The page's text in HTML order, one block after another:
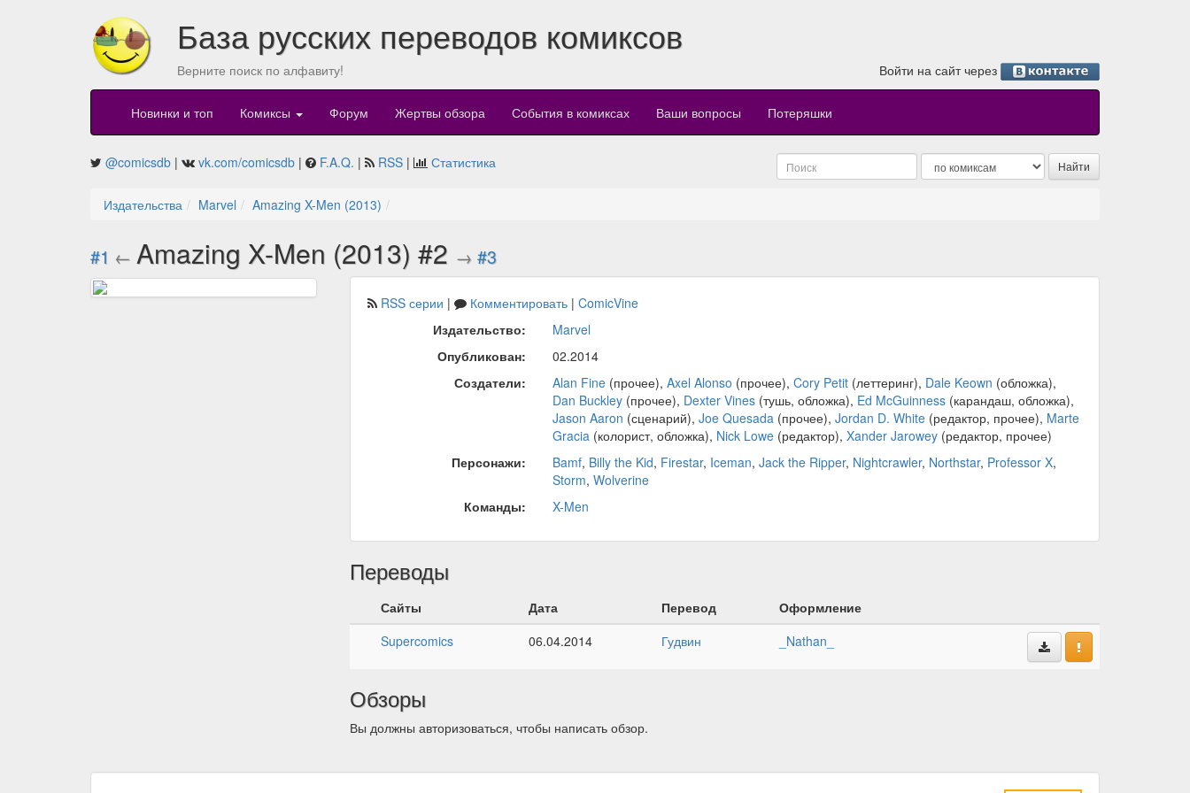
База русских переводов комиксов
Верните поиск по алфавиту! Войти на сайт через
Новинки и топ Комиксы Форум Жертвы обзора События в комиксах Ваши вопросы Потеряшки
@comicsdb | vk.com/comicsdb | F.A.Q. | RSS | Статистика
Издательства Marvel Amazing X-Men (2013)
#1 ← Amazing X-Men (2013) #2 → #3
RSS серии | Комментировать| ComicVine
Издательство:
Marvel
Опубликован:
02.2014
Создатели:
Alan Fine(прочее), Axel Alonso (прочее), Cory Petit(леттеринг), Dale Keown (обложка),
Dan Buckley(прочее), Dexter Vines(тушь, обложка), Ed McGuinness(карандаш, обложка),
Jason Aaron (сценарий), Joe Quesada(прочее), Jordan D. White(редактор, прочее), Marte
Gracia(колорист, обложка), Nick Lowe(редактор), Xander Jarowey(редактор, прочее)
Персонажи:
Bamf, Billy the Kid, Firestar, Iceman, Jack the Ripper, Nightcrawler, Northstar, Professor X,
Storm, Wolverine
Команды:
X-Men
Переводы
Сайты Дата Перевод
Оформление
Supercomics
06.04.2014 Гудвин _Nathan_
Обзоры
Вы должны авторизоваться, чтобы написать обзор.